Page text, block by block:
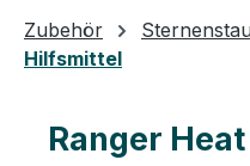
Zubehör
Hilfsmittel
Ranger Heat